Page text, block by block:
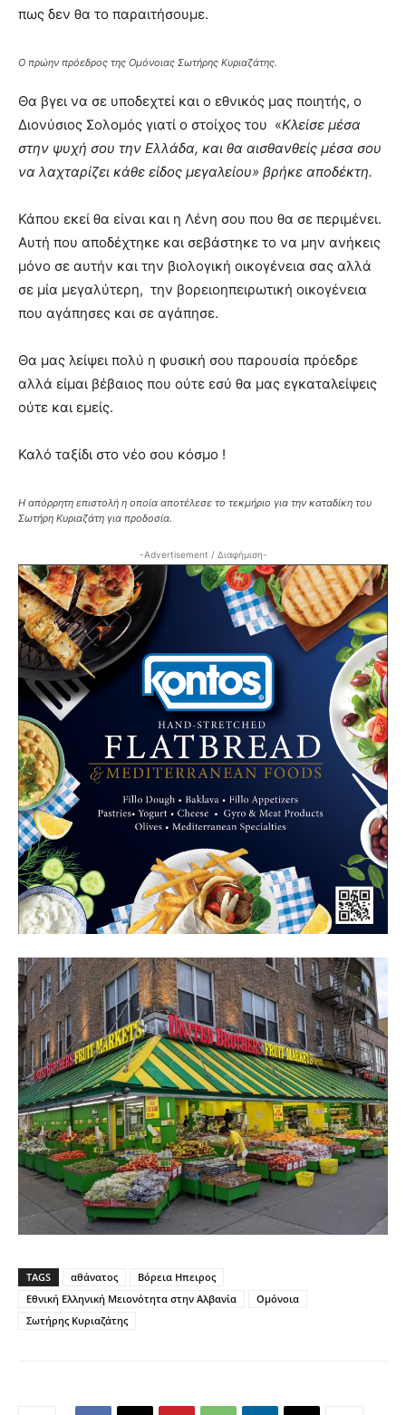
πως δεν θα το παραιτήσουμε.
Ο πρώην πρόεδρος της Ομόνοιας Σωτήρης Κυριαζάτης.
Θα βγει να σε υποδεχτεί και ο εθνικός μας ποιητής, ο
Διονύσιος Σολομός γιατί ο στοίχος του «Κλείσε μέσα
στην ψυχή σου την Ελλάδα, και θα αισθανθείς μέσα σου
να λαχταρίζει κάθε είδος μεγαλείου» βρήκε αποδέκτη.
Κάπου εκεί θα είναι και η Λένη σου που θα σε περιμένει.
Αυτή που αποδέχτηκε και σεβάστηκε το να μην ανήκεις
μόνο σε αυτήν και την βιολογική οικογένεια σας αλλά
σε μία μεγαλύτερη, την βορειοηπειρωτική οικογένεια
που αγάπησες και σε αγάπησε.
Θα μας λείψει πολύ η φυσική σου παρουσία πρόεδρε
αλλά είμαι βέβαιος που ούτε εσύ θα μας εγκαταλείψεις
ούτε και εμείς.
Καλό ταξίδι στο νέο σου κόσμο !
Η απόρρητη επιστολή η οποία αποτέλεσε το τεκμήριο για την καταδίκη του
Σωτήρη Κυριαζάτη για προδοσία.
-Advertisement / Διαφήμιση-
TAGS αθάνατος
Βόρεια Ηπειρος
Εθνική Ελληνική Μειονότητα στην Αλβανία
Ομόνοια
Σωτήρης Κυριαζάτης